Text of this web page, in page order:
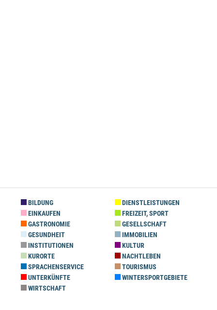
BILDUNG
DIENSTLEISTUNGEN
EINKAUFEN
FREIZEIT, SPORT
GASTRONOMIE
GESELLSCHAFT
GESUNDHEIT
IMMOBILIEN
INSTITUTIONEN
KULTUR
KURORTE
NACHTLEBEN
SPRACHENSERVICE
TOURISMUS
UNTERKÜNFTE
WINTERSPORTGEBIETE
WIRTSCHAFT